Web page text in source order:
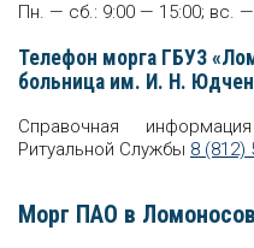
Пн. — сб.: 9:00 — 15:00; вс.
Телефон морга ГБУЗ
больница им. И. Н.
Справочная
Ритуальной Службы 8 (812)
Морг ПАО в